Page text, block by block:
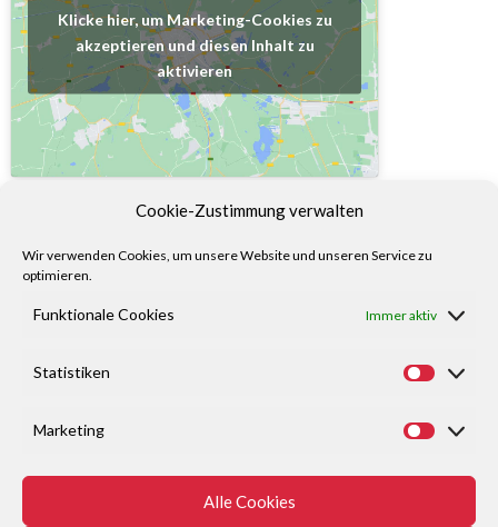
Cookie-Zustimmung verwalten
Wir verwenden Cookies, um unsere Website und unseren Service zu
optimieren.
Funktionale Cookies Immer aktiv
Statistiken
Marketing
Alle Cookies
Klicke hier, um Marketing-Cookies zu
akzeptieren und diesen Inhalt zu
aktivieren